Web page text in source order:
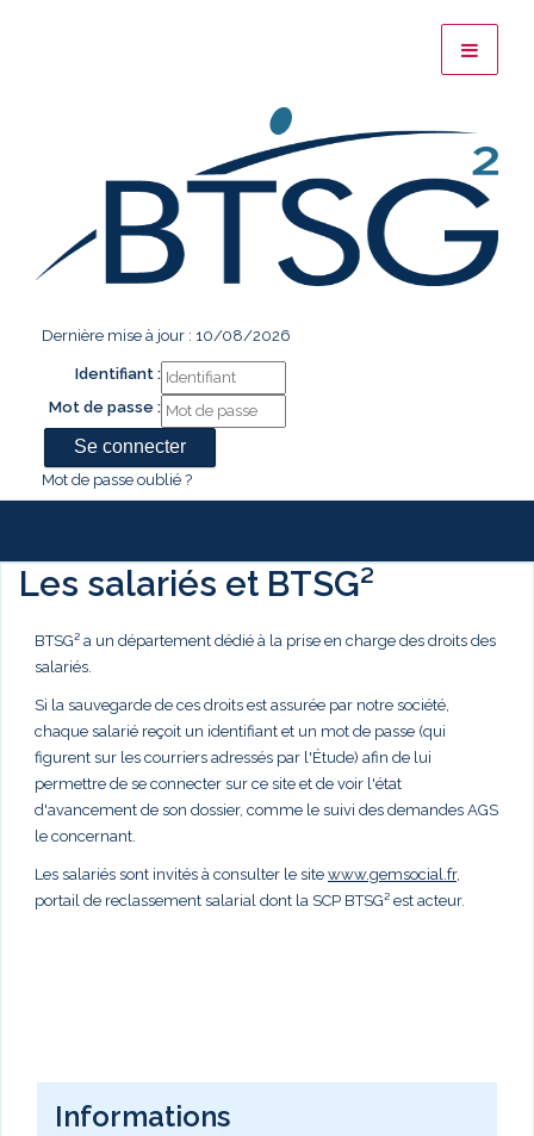
Dernière mise à jour : 10/08/2026
Identifiant :
Mot de passe :
Mot de passe oublié ?
Les salariés et BTSG²
BTSG² a un département dédié à la prise en charge des droits des
salariés.
Si la sauvegarde de ces droits est assurée par notre société,
chaque salarié reçoit un identifiant et un mot de passe (qui
figurent sur les courriers adressés par l'Étude) afin de lui
permettre de se connecter sur ce site et de voir l'état
d'avancement de son dossier, comme le suivi des demandes AGS
le concernant.
Les salariés sont invités à consulter le site www.gemsocial.fr,
portail de reclassement salarial dont la SCP BTSG² est acteur.
Informations